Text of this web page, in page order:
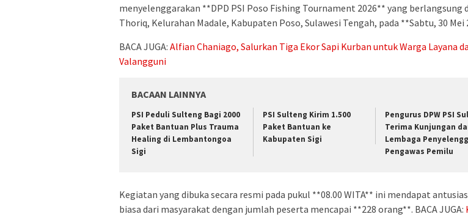
menyelenggarakan **DPD PSI Poso Fishing Tournament 2026** yang berlangsung
Thoriq, Kelurahan Madale, Kabupaten Poso, Sulawesi Tengah, pada **Sabtu, 30 Mei
BACA JUGA: Alfian Chaniago, Salurkan Tiga Ekor Sapi Kurban untuk Warga Layana
Valangguni
BACAAN LAINNYA
PSI Peduli Sulteng Bagi 2000
Paket Bantuan Plus Trauma
Healing di Lembantongoa
Sigi
PSI Sulteng Kirim 1.500
Paket Bantuan ke
Kabupaten Sigi
Pengurus DPW PSI
Terima Kunjungan
Lembaga
Pengawas Pemilu
Kegiatan yang dibuka secara resmi pada pukul **08.00 WITA** ini mendapat
biasa dari masyarakat dengan jumlah peserta mencapai **228 orang**. BACA JUGA: